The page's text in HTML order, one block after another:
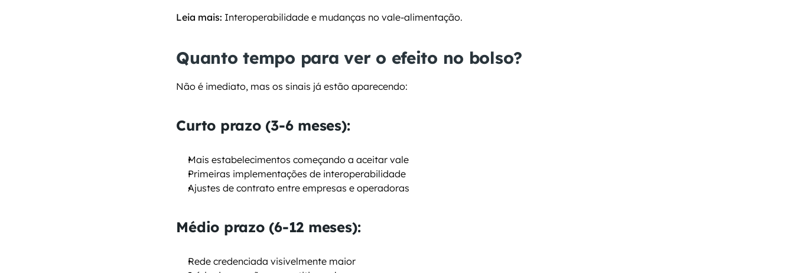
Leia mais: Interoperabilidade e mudanças no vale-alimentação.
Quanto tempo para ver o efeito no bolso?
Não é imediato, mas os sinais já estão aparecendo:
Curto prazo (3-6 meses):
Mais estabelecimentos começando a aceitar vale
Primeiras implementações de interoperabilidade
Ajustes de contrato entre empresas e operadoras
Médio prazo (6-12 meses):
Rede credenciada visivelmente maior